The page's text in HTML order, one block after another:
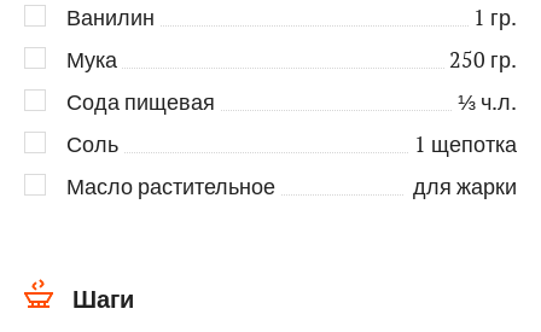
Ванилин
1 гр.
Мука
250 гр.
Сода пищевая
⅓ ч.л.
Соль
1 щепотка
Масло растительное
для жарки
Шаги